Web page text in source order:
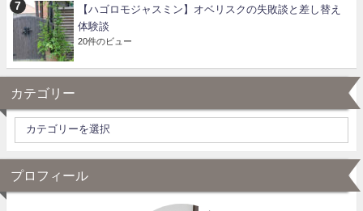
【ハゴロモジャスミン】オベリスクの失敗談と差し替え
体験談
20件のビュー
カテゴリー
プロフィール